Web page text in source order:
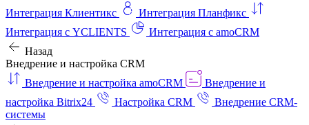
Интеграция Клиентикс
Интеграция Планфикс
Интеграция с YCLIENTS
Интеграция с amoCRM
Назад
Внедрение и настройка CRM
Внедрение и настройка amoCRM
Внедрение и
настройка Bitrix24
Настройка CRM
Внедрение CRM-
системы